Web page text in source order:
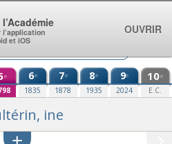
e 6e
1835
7e
1878
8e
1935
9e
2024
10e
E.C.
ine
l’application
et iOS
OUVRIR